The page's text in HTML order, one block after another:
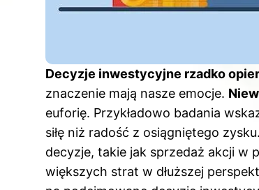
Decyzje inwestycyjne rzadko
znaczenie mają nasze emocje.
euforię. Przykładowo badania
siłę niż radość z osiągniętego
decyzje, takie jak sprzedaż akcji w
większych strat w dłuższej